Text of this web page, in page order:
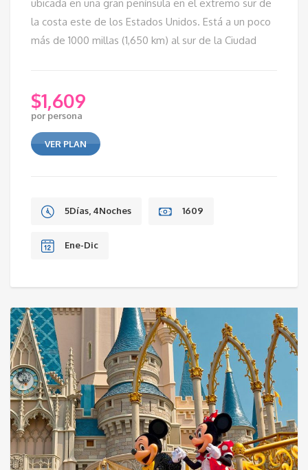
ubicada en una gran península en el extremo sur de
la costa este de los Estados Unidos. Está a un poco
más de 1000 millas (1,650 km) al sur de la Ciudad
$1,609
por persona
VER PLAN
5Días, 4Noches 1609
Ene-Dic